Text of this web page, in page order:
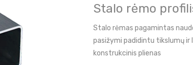
Stalo rėmo
Stalo rėmas pagamintas
pasižymi padidintu tikslumų ir
konstrukcinis plienas